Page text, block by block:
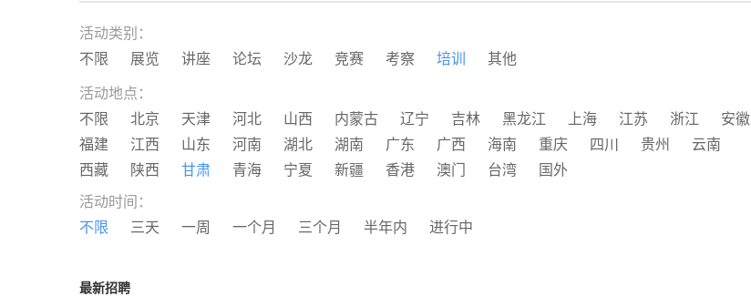
活动类别：
不限
展览 讲座 论坛 沙龙 竞赛 考察 培训 其他
活动地点：
不限
北京 天津 河北 山西 内蒙古 辽宁 吉林 黑龙江 上海 江苏 浙江
安徽
福建
江西 山东 河南 湖北 湖南 广东 广西 海南 重庆 四川 贵州
云南
西藏
陕西 甘肃 青海 宁夏 新疆 香港 澳门 台湾 国外
活动时间：
不限
三天 一周 一个月 三个月 半年内 进行中
最新招聘